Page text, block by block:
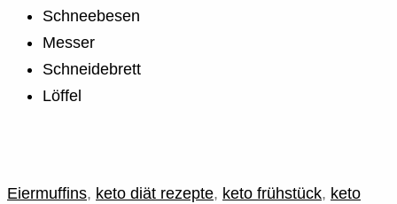
Schneebesen
Messer
Schneidebrett
Löffel
Eiermuffins, keto diät rezepte, keto frühstück, keto